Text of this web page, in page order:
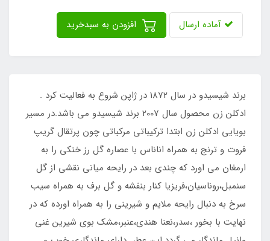
آماده ارسال
برند شیسیدو در سال 1872 در ژاپن شروع به فعالیت کرد .
ادکلن زن محصول سال 2007 برند شیسیدو می باشد.در مسیر
بویایی ادکلن زن ابتدا ترکیباتی مرکباتی چون پرتقال گریپ
فروت و ترنج به همراه اناناس با عصاره گل رز خنکی را به
ارمغان می اورد که چندی بعد در رایحه میانی نقشی از گل
سنمبل،روناسیان،فریزیا کنار بنفشه و گل برف به همراه سیب
سرخ به دنبال رایحه ملایم و شیرینی را به همراه اورده که در
نهایت با بخور ،سدر،نعنا هندی،عنبر،مشک بوی شیرین غنی